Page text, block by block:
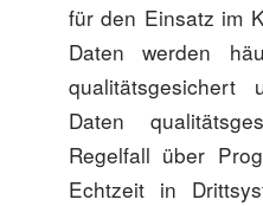
für den Einsatz im
Daten werden
Daten
Regelfall über
Echtzeit in